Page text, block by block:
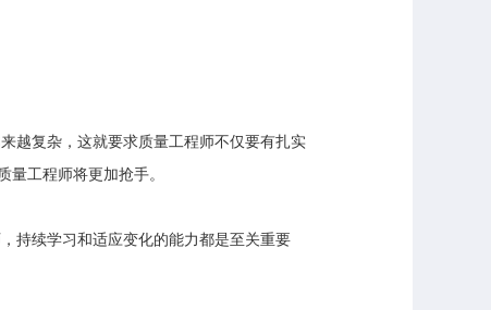
越复杂，这就要求质量工程师不仅要有扎实
工程师将更加抢手。
持续学习和适应变化的能力都是至关重要